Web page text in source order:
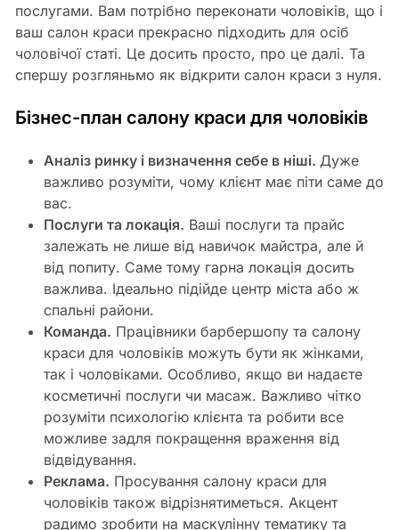
послугами. Вам потрібно переконати чоловіків, що і
ваш салон краси прекрасно підходить для осіб
чоловічої статі. Це досить просто, про це далі. Та
спершу розгляньмо як відкрити салон краси з нуля.
Бізнес-план салону краси для чоловіків
Аналіз ринку і визначення себе в ніші. Дуже
важливо розуміти, чому клієнт має піти саме до
вас.
Послуги та локація. Ваші послуги та прайс
залежать не лише від навичок майстра, але й
від попиту. Саме тому гарна локація досить
важлива. Ідеально підійде центр міста або ж
спальні райони.
Команда. Працівники барбершопу та салону
краси для чоловіків можуть бути як жінками,
так і чоловіками. Особливо, якщо ви надаєте
косметичні послуги чи масаж. Важливо чітко
розуміти психологію клієнта та робити все
можливе задля покращення враження від
відвідування.
Реклама. Просування салону краси для
чоловіків також відрізнятиметься. Акцент
радимо зробити на маскулінну тематику та